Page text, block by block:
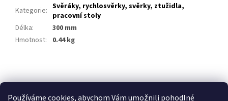
Používáme cookies, abychom Vám umožnili pohodlné
Kategorie: Svěráky, rychlosvěrky, svěrky, ztužidla,
pracovní stoly
Délka:
300 mm
Hmotnost: 0.44 kg
á